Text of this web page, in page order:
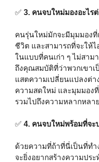
✅ 3. คนจบใหม่มองอะไร
คนรุ่นใหม่มักจะมีมุมมองที่
ชีวิต และสามารถที่จะให้ไ
ในแบบที่คนเก่า ๆ ไม่สาม
ถึงคุณสมบัติที่ว่าพวกเขาเ
แสตความเปลี่ยนแปลงต่า
ความสดใหม่ และมุมมอง
รวมไปถึงความหลากหลา
✅ 4. คนจบใหม่พร้อมที่จะ
ด้วยความที่ถ้าที่นี่เป็นที่ทำ
จะยิ่งอยากสร้างความปร